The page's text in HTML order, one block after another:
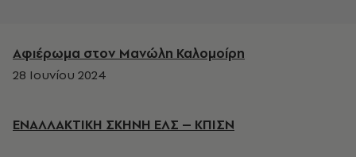
Αφιέρωμα στον Μανώλη Καλομοίρη
28 Ιουνίου 2024
ΕΝΑΛΛΑΚΤΙΚΗ ΣΚΗΝΗ ΕΛΣ – ΚΠΙΣΝ